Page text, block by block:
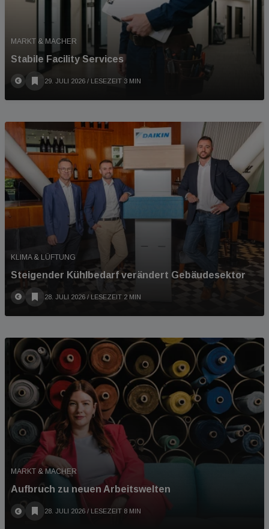
MARKT & MACHER
Stabile Facility Services
29. JULI 2026 / LESEZEIT 3 MIN
KLIMA & LÜFTUNG
Steigender Kühlbedarf verändert Gebäudesektor
28. JULI 2026 / LESEZEIT 2 MIN
MARKT & MACHER
Aufbruch zu neuen Arbeitswelten
28. JULI 2026 / LESEZEIT 8 MIN